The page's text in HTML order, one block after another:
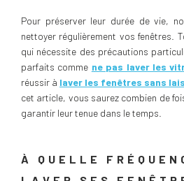
Pour préserver leur durée de vie,
nettoyer régulièrement vos fenêtres.
qui nécessite des précautions
parfaits comme ne pas laver les
réussir à laver les fenêtres sans
cet article, vous saurez combien de
garantir leur tenue dans le temps.
À QUELLE